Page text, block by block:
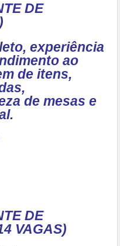
DE
experiência
ao
de itens,
de mesas e
DE
VAGAS)